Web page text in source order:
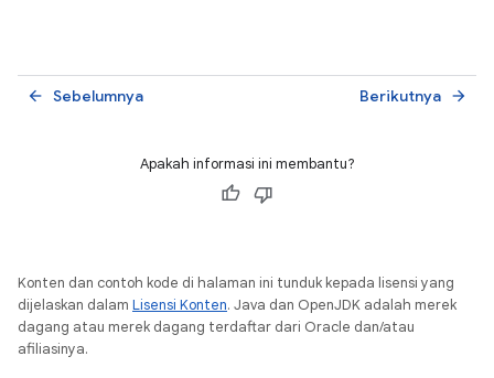
Sebelumnya
arrow_back Berikutnya arrow_forward
Apakah informasi ini membantu?
Konten dan contoh kode di halaman ini tunduk kepada lisensi yang
dijelaskan dalam Lisensi Konten. Java dan OpenJDK adalah merek
dagang atau merek dagang terdaftar dari Oracle dan/atau
afiliasinya.